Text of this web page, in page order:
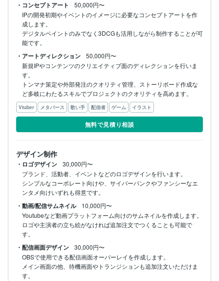
・コンセプトアート
50,000円〜
IPの開発初期やイベントのイメージに必要なコンセプトアートを作
成します。
デジタルペイントのみでなく3DCGも活用しながら制作することが可
能です。
・アートディレクション
50,000円〜
新規IPやコンテンツのクリエイティブ面のディレクションを行いま
す。
トンマナ策定や外部発注のクオリティ管理、ストーリボード作成な
ど多岐にわたるスキルでプロジェクトのクオリティを高めます。
Vtuber メタバース 歌い手 配信者 ゲーム イラスト
無料で見積り相談
デザイン制作
・ロゴデザイン
30,000円〜
ブランド、活動者、イベントなどのロゴデザインを行います。
シンプルなコーポレート向けや、サイバーパンクやファンシーなエ
ンタメ向けいずれも得意です。
・動画/配信サムネイル
10,000円〜
Youtubeなど動画プラットフォーム向けのサムネイルを作成します。
ロゴや主演者の立ち絵がなければ追加注文でつくることも可能で
す。
・配信画面デザイン
30,000円〜
OBSで使用できる配信画面オーバーレイを作成します。
メイン画面の他、待機画面やトランジションも追加注文いただけま
す。